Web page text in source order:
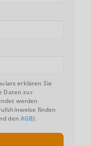
erklären Sie
Daten zur
werden
finden
denAGB).